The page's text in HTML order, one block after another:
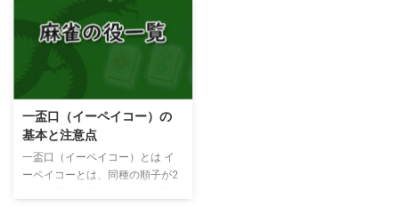
に集める戦術が有効です。 大四
喜（ダイスーシー） 大
（東南西北）の4種類が全て刻子
（コーツ）か槓子（カンツ）とな
る役です。ローカルルールによっ
てはダブル役満を採用する場合が
あります。 小四喜（ショウスー
シー） 小四喜（ショウ
一盃口（イーペイコー）の
基本と注意点
一盃口（イーペイコー）とは イ
ーペイコーとは、同種の順子が2